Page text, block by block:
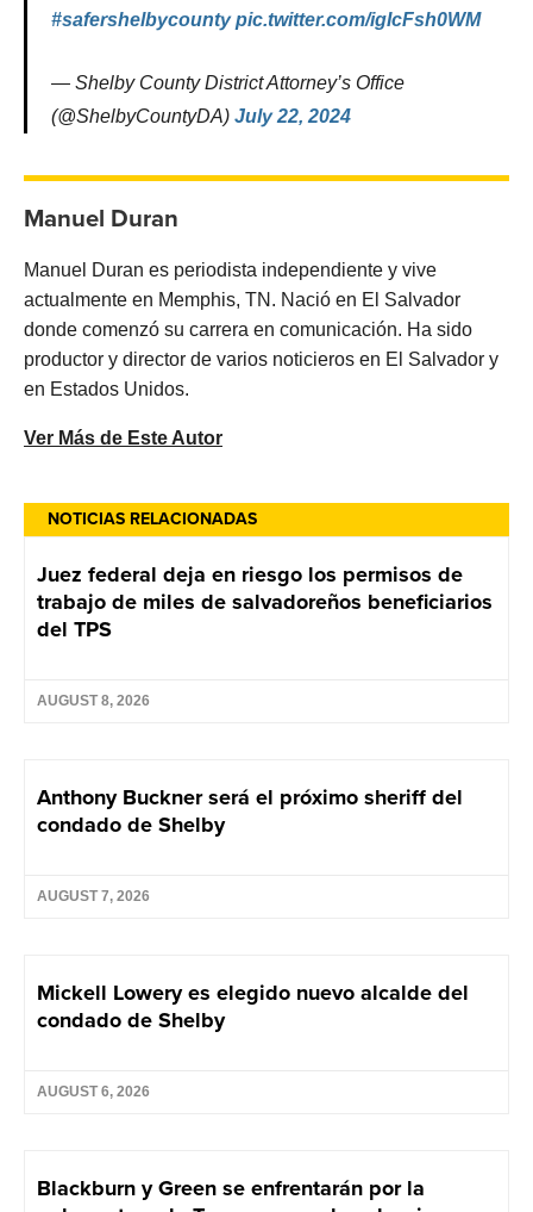
NOTICIAS RELACIONADAS
Juez federal deja en riesgo los permisos de
trabajo de miles de salvadoreños beneficiarios
del TPS
AUGUST 8, 2026
Anthony Buckner será el próximo sheriff del
condado de Shelby
AUGUST 7, 2026
Mickell Lowery es elegido nuevo alcalde del
condado de Shelby
AUGUST 6, 2026
Blackburn y Green se enfrentarán por la
#safershelbycounty pic.twitter.com/igIcFsh0WM
— Shelby County District Attorney’s Office
(@ShelbyCountyDA) July 22, 2024
Manuel Duran
Manuel Duran es periodista independiente y vive
actualmente en Memphis, TN. Nació en El Salvador
donde comenzó su carrera en comunicación. Ha sido
productor y director de varios noticieros en El Salvador y
en Estados Unidos.
Ver Más de Este Autor